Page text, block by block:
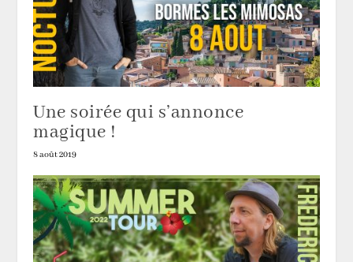
Une soirée qui s’annonce
magique !
8 août 2019